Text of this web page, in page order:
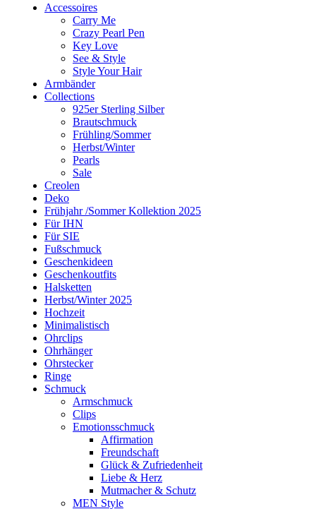
Accessoires
Carry Me
Crazy Pearl Pen
Key Love
See & Style
Style Your Hair
Armbänder
Collections
925er Sterling Silber
Brautschmuck
Frühling/Sommer
Herbst/Winter
Pearls
Sale
Creolen
Deko
Frühjahr /Sommer Kollektion 2025
Für IHN
Für SIE
Fußschmuck
Geschenkideen
Geschenkoutfits
Halsketten
Herbst/Winter 2025
Hochzeit
Minimalistisch
Ohrclips
Ohrhänger
Ohrstecker
Ringe
Schmuck
Armschmuck
Clips
Emotionsschmuck
Affirmation
Freundschaft
Glück & Zufriedenheit
Liebe & Herz
Mutmacher & Schutz
MEN Style